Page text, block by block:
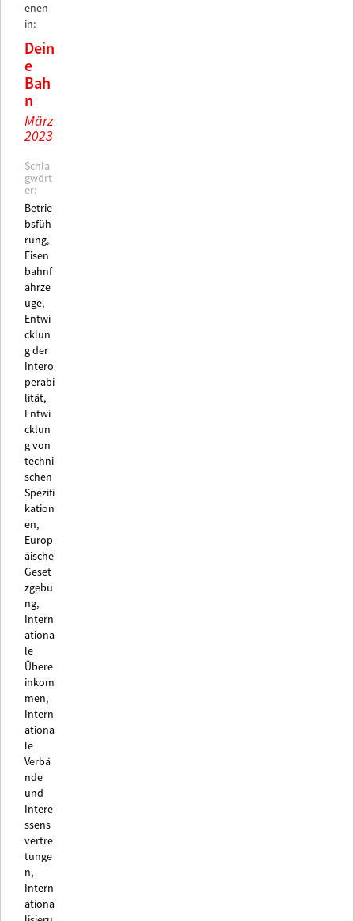
enen
in:
Dein
e
Bah
n
März
2023
Schla
gwört
er:
Betrie
bsfüh
rung,
Eisen
bahnf
ahrze
uge,
Entwi
cklun
g der
Intero
perabi
lität,
Entwi
cklun
g von
techni
schen
Spezifi
kation
en,
Europ
äische
Geset
zgebu
ng,
Intern
ationa
le
Übere
inkom
men,
Intern
ationa
le
Verbä
nde
und
Intere
ssens
vertre
tunge
n,
Intern
ationa